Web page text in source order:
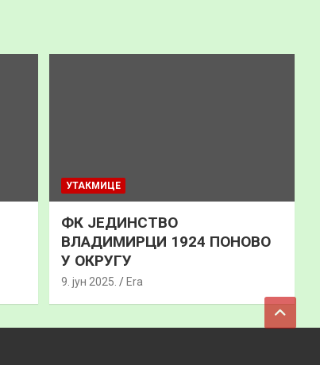
УТАКМИЦЕ
ФК ЈЕДИНСТВО
ВЛАДИМИРЦИ 1924 ПОНОВО
У ОКРУГУ
9. јун 2025. Era